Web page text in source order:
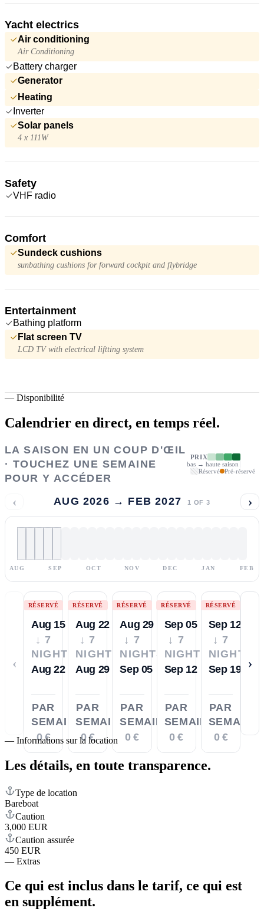
Yacht electrics
Air conditioning
Air Conditioning
Battery charger
Generator
Heating
Inverter
Solar panels
4 x 111W
Safety
VHF radio
Comfort
Sundeck cushions
sunbathing cushions for forward cockpit and flybridge
Entertainment
Bathing platform
Flat screen TV
LCD TV with electrical liftting system
— Disponibilité
Calendrier en direct, en temps réel.
LA SAISON EN UN COUP D'ŒIL
· TOUCHEZ UNE SEMAINE
POUR Y ACCÉDER
PRIX
bas → haute saison
Réservé
Pré-réservé
‹ AUG 2026 → FEB 2027 1 OF 3 ›
AUG SEP OCT NOV DEC JAN FEB
‹
RÉSERVÉ
Aug 15
↓ 7
NIGHTS
Aug 22
PAR
SEMAINE
0 €
RÉSERVÉ
Aug 22
↓ 7
NIGHTS
Aug 29
PAR
SEMAINE
0 €
RÉSERVÉ
Aug 29
↓ 7
NIGHTS
Sep 05
PAR
SEMAINE
0 €
RÉSERVÉ
Sep 05
↓ 7
NIGHTS
Sep 12
PAR
SEMAINE
0 €
RÉSERVÉ
Sep 12
↓ 7
NIGHTS
Sep 19
PAR
SEMAINE
0 €
›
— Informations sur la location
Les détails, en toute transparence.
Type de location
Bareboat
Caution
3,000 EUR
Caution assurée
450 EUR
— Extras
Ce qui est inclus dans le tarif, ce qui est
en supplément.